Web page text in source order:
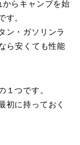
らキャンプを始
す。
ン・ガソリンラ
ら安くても性能
１つです。
初に持っておく